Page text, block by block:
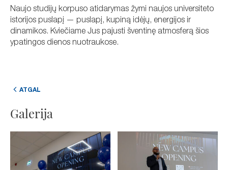
Naujo studijų korpuso atidarymas žymi naujos universiteto
istorijos puslapį — puslapį, kupiną idėjų, energijos ir
dinamikos. Kviečiame Jus pajusti šventinę atmosferą šios
ypatingos dienos nuotraukose.
ATGAL
Galerija